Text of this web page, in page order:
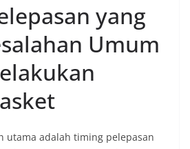
yang
Umum
utama adalah timing pelepasan